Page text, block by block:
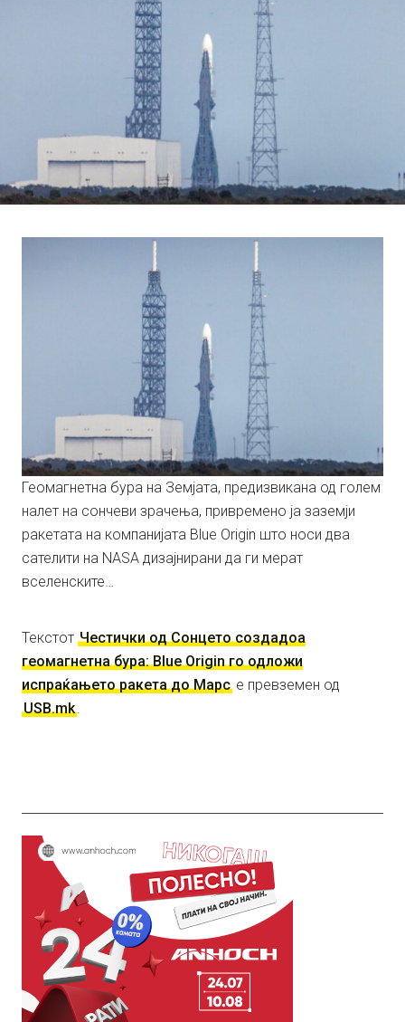
Геомагнетна бура на Земјата, предизвикана од голем
налет на сончеви зрачења, привремено ја заземји
ракетата на компанијата Blue Origin што носи два
сателити на NASA дизајнирани да ги мерат
вселенските…
Текстот Честички од Сонцето создадоа
геомагнетна бура: Blue Origin го одложи
испраќањето ракета до Марс е превземен од
USB.mk.